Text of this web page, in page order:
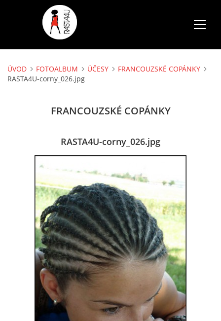
ÚVOD
VOLNÉ TERMÍNY
KONTAKT
MÍŠA
(pište, nevolejte)
+420 607875420
(pište, nevolejte)
ÚVOD FOTOALBUM ÚČESY
FRANCOUZSKÉ COPÁNKY
RASTA4U-corny_026.jpg
FRANCOUZSKÉ COPÁNKY
RASTA4U-corny_026.jpg